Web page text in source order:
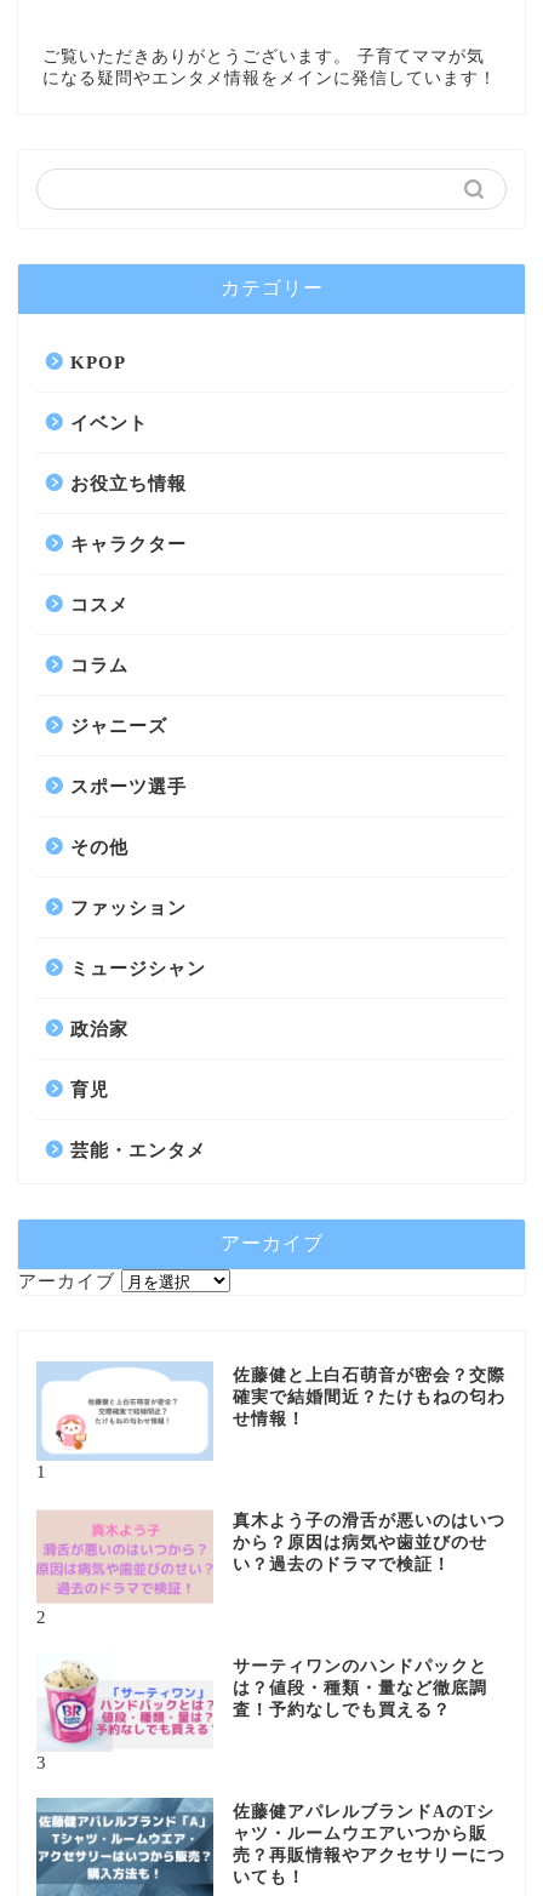
ご覧いただきありがとうございます。 子育てママが気
になる疑問やエンタメ情報をメインに発信しています！
カテゴリー
KPOP
イベント
お役立ち情報
キャラクター
コスメ
コラム
ジャニーズ
スポーツ選手
その他
ファッション
ミュージシャン
政治家
育児
芸能・エンタメ
アーカイブ
アーカイブ
1
佐藤健と上白石萌音が密会？交際
確実で結婚間近？たけもねの匂わ
せ情報！
2
真木よう子の滑舌が悪いのはいつ
から？原因は病気や歯並びのせ
い？過去のドラマで検証！
3
サーティワンのハンドパックと
は？値段・種類・量など徹底調
査！予約なしでも買える？
佐藤健アパレルブランドAのTシ
ャツ・ルームウエアいつから販
売？再販情報やアクセサリーにつ
いても！